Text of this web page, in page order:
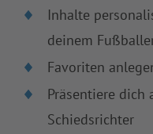
Inhalte
deinem
Favoriten
Präsentiere dich
Schiedsrichter